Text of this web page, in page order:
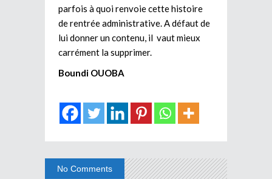
parfois à quoi renvoie cette histoire
de rentrée administrative. A défaut de
lui donner un contenu, il vaut mieux
carrément la supprimer.
Boundi OUOBA
No Comments